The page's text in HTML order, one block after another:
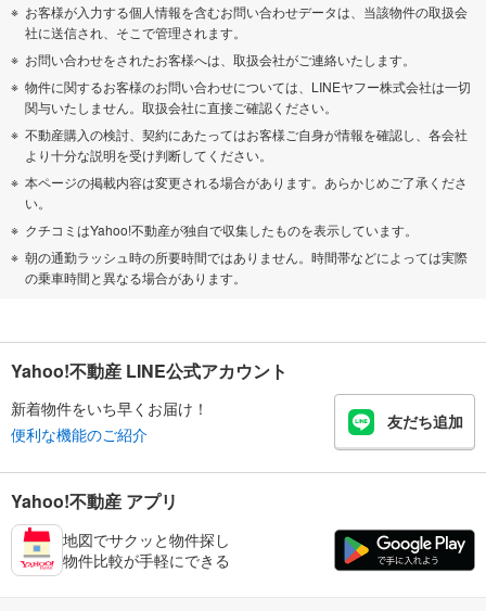
お客様が入力する個人情報を含むお問い合わせデータは、当該物件の取扱会
社に送信され、そこで管理されます。
お問い合わせをされたお客様へは、取扱会社がご連絡いたします。
物件に関するお客様のお問い合わせについては、LINEヤフー株式会社は一切
関与いたしません。取扱会社に直接ご確認ください。
不動産購入の検討、契約にあたってはお客様ご自身が情報を確認し、各会社
より十分な説明を受け判断してください。
本ページの掲載内容は変更される場合があります。あらかじめご了承くださ
い。
クチコミはYahoo!不動産が独自で収集したものを表示しています。
朝の通勤ラッシュ時の所要時間ではありません。時間帯などによっては実際
の乗車時間と異なる場合があります。
Yahoo!不動産 LINE公式アカウント
新着物件をいち早くお届け！
便利な機能のご紹介
友だち追加
Yahoo!不動産 アプリ
地図でサクッと物件探し
物件比較が手軽にできる